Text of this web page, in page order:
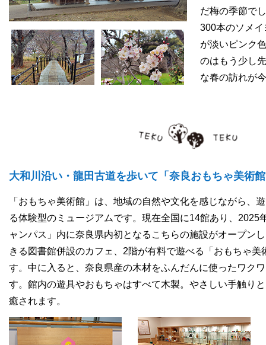
だ梅の季節で
300本のソメ
が淡いピンク
のはもう少し
な春の訪れが
大和川沿い・龍田古道を歩いて「奈良おもちゃ美術
「おもちゃ美術館」は、地域の自然や文化を感じながら、
る体験型のミュージアムです。現在全国に14館あり、2025
ャンパス」内に奈良県内初となるこちらの施設がオープン
きる図書館併設のカフェ、2階が有料で遊べる「おもちゃ美
す。中に入ると、奈良県産の木材をふんだんに使ったワク
す。館内の遊具やおもちゃはすべて木製。やさしい手触り
癒されます。